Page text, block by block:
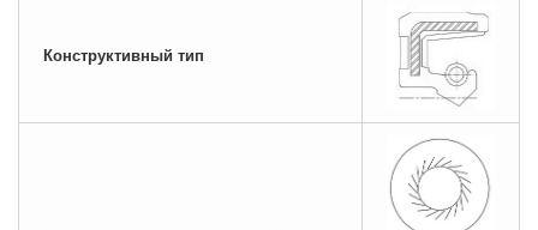
Конструктивный тип